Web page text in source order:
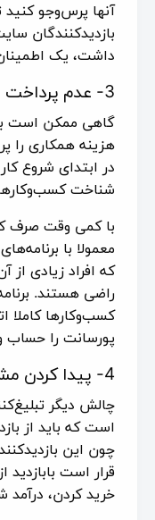
آنها پرس‌وجو کنید
بازدیدکنندگان
داشت، یک
3- عدم پرداخت وجه
گاهی ممکن است
هزینه همکاری را
در ابتدای شروع
شناخت
با کمی وقت صرف
معمولا با
که افراد زیادی
راضی هستند.
کسب‌وکارها کاملا
پورسانت را حساب
4- پیدا کردن مشتری
چالش دیگر
است که باید از
چون این
قرار است بابازدید
خرید کردن، درآمد